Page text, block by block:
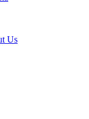
Us